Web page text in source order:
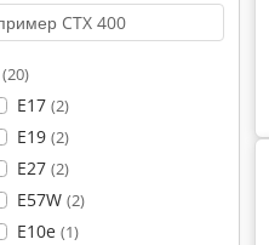
(20)
E17 (2)
E19 (2)
E27 (2)
E57W (2)
E10e (1)